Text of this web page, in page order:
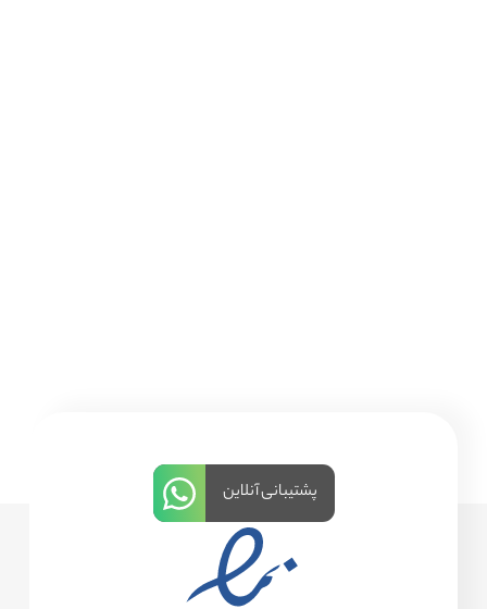
پشتیبانی آنلاین